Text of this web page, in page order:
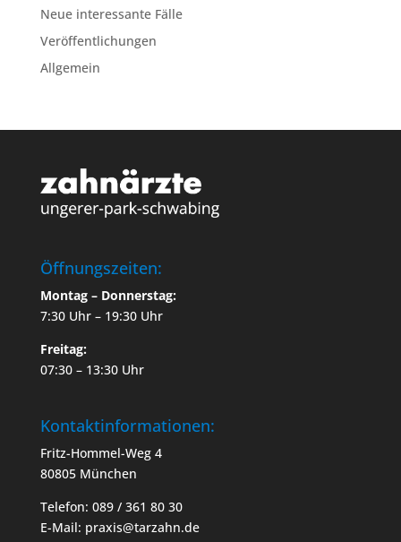
Neue interessante Fälle
Veröffentlichungen
Allgemein
Öffnungszeiten:
Montag – Donnerstag:
7:30 Uhr – 19:30 Uhr
Freitag:
07:30 – 13:30 Uhr
Kontaktinformationen:
Fritz-Hommel-Weg 4
80805 München
Telefon: 089 / 361 80 30
E-Mail: praxis@tarzahn.de